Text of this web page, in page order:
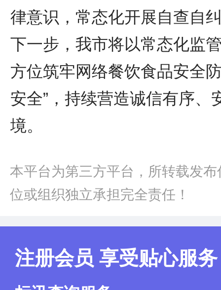
律意识，常态化开展自查自
下一步，我市将以常态化监
方位筑牢网络餐饮食品安全
安全”，持续营造诚信有序
境。
本平台为第三方平台，所转载发
位或组织独立承担完全责任！
注册会员 享受贴心服务